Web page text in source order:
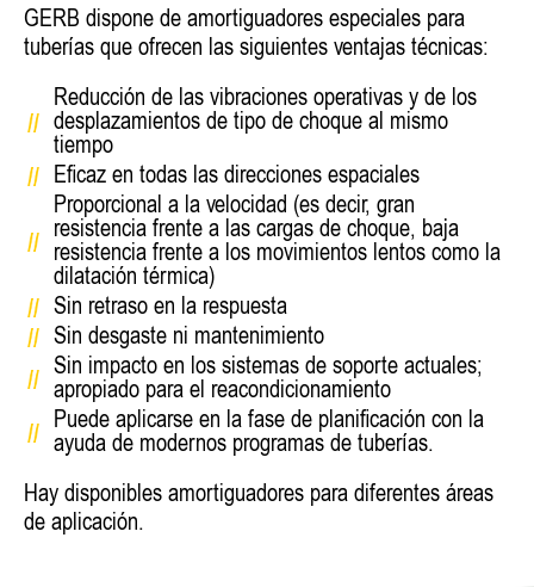
GERB dispone de amortiguadores especiales para
tuberías que ofrecen las siguientes ventajas técnicas:
Reducción de las vibraciones operativas y de los
desplazamientos de tipo de choque al mismo
tiempo
Eficaz en todas las direcciones espaciales
Proporcional a la velocidad (es decir, gran
resistencia frente a las cargas de choque, baja
resistencia frente a los movimientos lentos como la
dilatación térmica)
Sin retraso en la respuesta
Sin desgaste ni mantenimiento
Sin impacto en los sistemas de soporte actuales;
apropiado para el reacondicionamiento
Puede aplicarse en la fase de planificación con la
ayuda de modernos programas de tuberías.
Hay disponibles amortiguadores para diferentes áreas
de aplicación.